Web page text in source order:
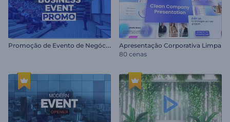
P
romoção de Evento de Negócios
Apresentação Corporativa Limpa
80 cenas